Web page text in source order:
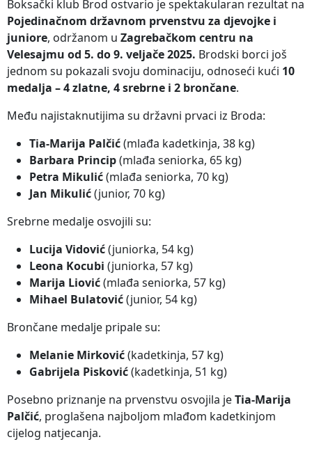
Boksački klub Brod ostvario je spektakularan rezultat na
Pojedinačnom državnom prvenstvu za djevojke i
juniore, održanom u Zagrebačkom centru na
Velesajmu od 5. do 9. veljače 2025. Brodski borci još
jednom su pokazali svoju dominaciju, odnoseći kući 10
medalja – 4 zlatne, 4 srebrne i 2 brončane.
Među najistaknutijima su državni prvaci iz Broda:
Tia-Marija Palčić(mlađa kadetkinja, 38 kg)
Barbara Princip(mlađa seniorka, 65 kg)
Petra Mikulić(mlađa seniorka, 70 kg)
Jan Mikulić(junior, 70 kg)
Srebrne medalje osvojili su:
Lucija Vidović(juniorka, 54 kg)
Leona Kocubi (juniorka, 57 kg)
Marija Liović(mlađa seniorka, 57 kg)
Mihael Bulatović(junior, 54 kg)
Brončane medalje pripale su:
Melanie Mirković(kadetkinja, 57 kg)
Gabrijela Pisković(kadetkinja, 51 kg)
Posebno priznanje na prvenstvu osvojila jeTia-Marija
Palčić, proglašena najboljom mlađom kadetkinjom
cijelog natjecanja.